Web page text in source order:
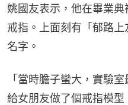
姚國友表示，他在畢業典
戒指。上面刻有「郁路
名字。
「當時膽子蠻大，實驗
給女朋友做了個戒指模